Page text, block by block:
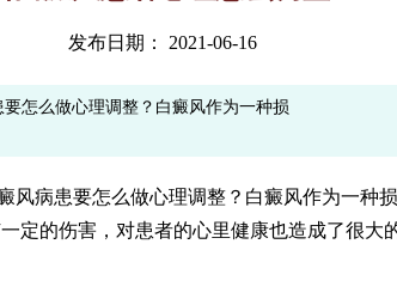
发布日期： 2021-06-16
怎么做心理调整？白癜风作为一种损
病患要怎么做心理调整？白癜风作为一种损
定的伤害，对患者的心里健康也造成了很大